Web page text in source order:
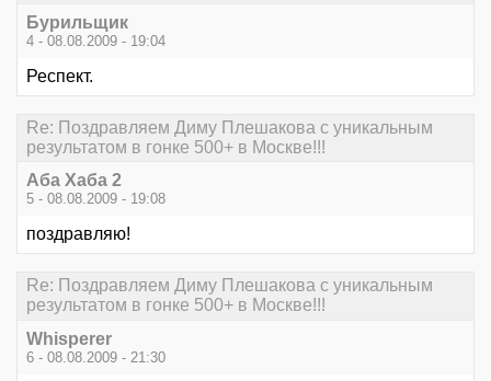
Бурильщик
4 - 08.08.2009 - 19:04
Респект.
Re: Поздравляем Диму Плешакова с уникальным
результатом в гонке 500+ в Москве!!!
Аба Хаба 2
5 - 08.08.2009 - 19:08
поздравляю!
Re: Поздравляем Диму Плешакова с уникальным
результатом в гонке 500+ в Москве!!!
Whisperer
6 - 08.08.2009 - 21:30